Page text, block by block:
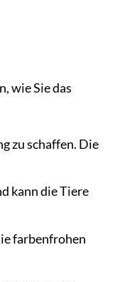
wie Sie das
zu schaffen. Die
kann die Tiere
farbenfrohen